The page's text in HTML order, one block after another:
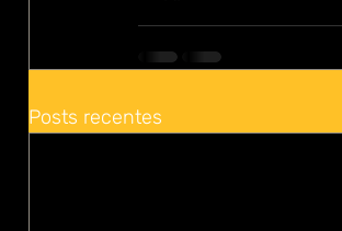
Posts recentes